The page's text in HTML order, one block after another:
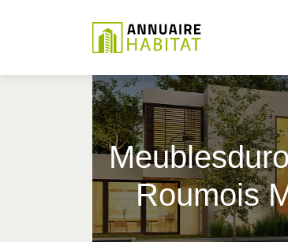
Roumois